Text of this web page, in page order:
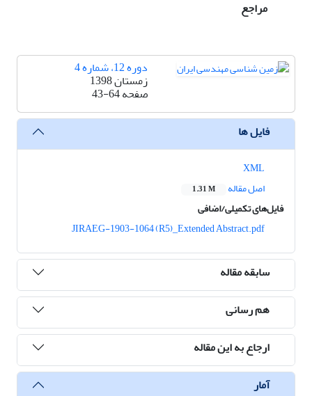
مراجع
دوره 12، شماره 4
زمستان 1398
صفحه43-64
فایل ها
اصل مقاله
1.31 M
فایل‌های تکمیلی/اضافی
JIRAEG-1903-1064 (R5)_Extended Abstract.pdf
سابقه مقاله
هم رسانی
ارجاع به این مقاله
آمار